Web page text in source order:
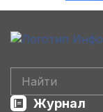
Журнал